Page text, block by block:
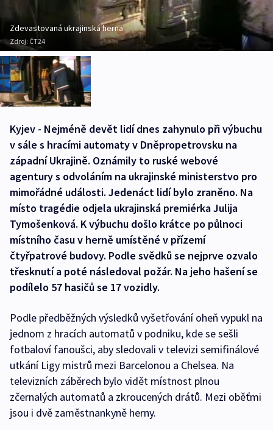
Zdevastovaná ukrajinská herna
Zdroj: ČT24
Kyjev - Nejméně devět lidí dnes zahynulo při výbuchu
v sále s hracími automaty v Dněpropetrovsku na
západní Ukrajině. Oznámily to ruské webové
agentury s odvoláním na ukrajinské ministerstvo pro
mimořádné události. Jedenáct lidí bylo zraněno. Na
místo tragédie odjela ukrajinská premiérka Julija
Tymošenková. K výbuchu došlo krátce po půlnoci
místního času v herně umístěné v přízemí
čtyřpatrové budovy. Podle svědků se nejprve ozvalo
třesknutí a poté následoval požár. Na jeho hašení se
podílelo 57 hasičů se 17 vozidly.
Podle předběžných výsledků vyšetřování oheň vypukl na
jednom z hracích automatů v podniku, kde se sešli
fotbaloví fanoušci, aby sledovali v televizi semifinálové
utkání Ligy mistrů mezi Barcelonou a Chelsea. Na
televizních záběrech bylo vidět místnost plnou
zčernalých automatů a zkroucených drátů. Mezi oběťmi
jsou i dvě zaměstnankyně herny.